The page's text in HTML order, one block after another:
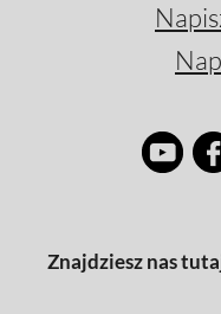
Znajdziesz nas